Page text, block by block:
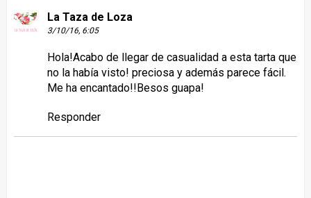
La Taza de Loza
3/10/16, 6:05
Hola!Acabo de llegar de casualidad a esta tarta que
no la había visto! preciosa y además parece fácil.
Me ha encantado!!Besos guapa!
Responder